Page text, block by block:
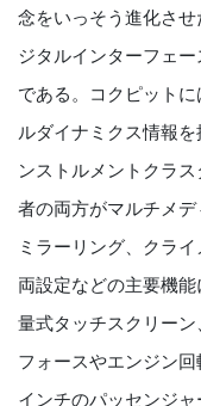
念をいっそう進化さ
ジタルインターフェ
である。コクピット
ルダイナミクス情報
ンストルメントクラ
者の両方がマルチメ
ミラーリング、クラ
両設定などの主要機
量式タッチスクリー
フォースやエンジン
インチのパッセンジ